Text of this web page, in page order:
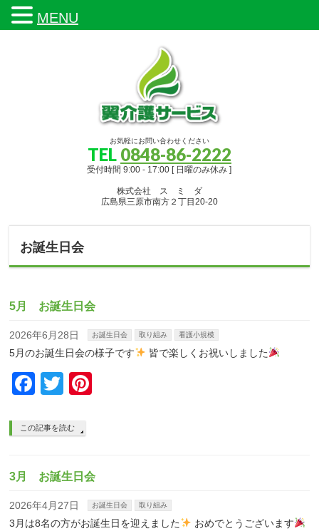
お気軽にお問い合わせください
TEL 0848-86-2222
受付時間 9:00 - 17:00 [ 日曜のみ休み ]
株式会社 ス ミ ダ
広島県三原市南方２丁目20-20
お誕生日会
5月 お誕生日会
2026年6月28日 お誕生日会 取り組み 看護小規模
5月のお誕生日会の様子です 皆で楽しくお祝いしました
Facebook
Twitter
この記事を読む
3月 お誕生日会
2026年4月27日 お誕生日会 取り組み
3月は8名の方がお誕生日を迎えました
おめでとうございます
MENU